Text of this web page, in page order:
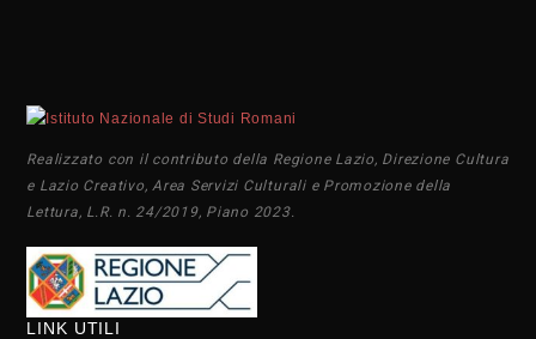
Realizzato con il contributo della Regione Lazio, Direzione Cultura
e Lazio Creativo, Area Servizi Culturali e Promozione della
Lettura, L.R. n. 24/2019, Piano 2023.
LINK UTILI